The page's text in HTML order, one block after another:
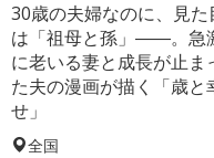
30歳の夫婦なのに、見た
は「祖母と孫」――。急
に老いる妻と成長が止ま
た夫の漫画が描く「歳と
せ」
全国